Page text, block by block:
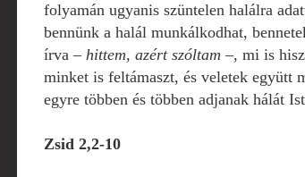
folyamán ugyanis szüntelen halálra
bennünk a halál munkálkodhat,
írva – hittem, azért szóltam –, mi is
minket is feltámaszt, és veletek együtt
egyre többen és többen adjanak hálát
Zsid 2,2-10